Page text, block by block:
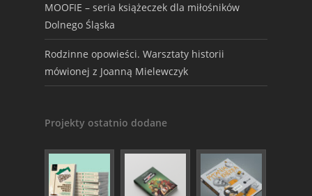
MOOFIE – seria książeczek dla miłośników
Dolnego Śląska
Rodzinne opowieści. Warsztaty historii
mówionej z Joanną Mielewczyk
Projekty ostatnio dodane